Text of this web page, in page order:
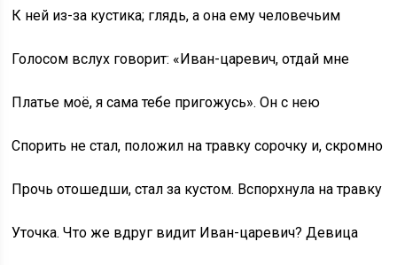
К ней из-за кустика; глядь, а она ему человечьим
Голосом вслух говорит: «Иван-царевич, отдай мне
Платье моё, я сама тебе пригожусь». Он с нею
Спорить не стал, положил на травку сорочку и, скромно
Прочь отошедши, стал за кустом. Вспорхнула на травку
Уточка. Что же вдруг видит Иван-царевич? Девица